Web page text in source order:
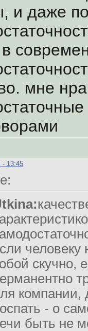
и даже
мне
- 13:45
скучно,
компании,
- о
быть не